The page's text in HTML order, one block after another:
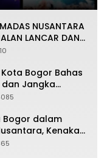
NUSANTARA
LANCAR DAN
Bogor Bahas
dan Jangka
Bogor dalam
Kenakan
Simbol